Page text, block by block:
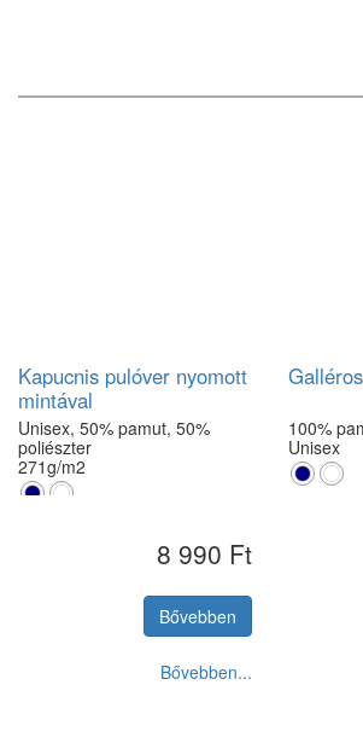
Kapucnis pulóver nyomott
mintával
Unisex, 50% pamut, 50%
poliészter
271g/m2
XXL8 990 Ft
Bővebben
Bővebben...
100%
Unisex